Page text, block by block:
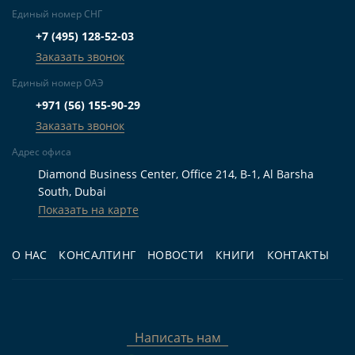
комплекса.
Для инвестиций:
небольшую квартиру в новостройке для
последующей аренды и готов учитывать все
расходы владения.
Для перепродажи:
планирующим выйти из сделки до или после
передачи объекта в III квартале 2026 года с
учётом рыночной ситуации на тот момент.
Частые вопросы
О НАС КОНСАЛТИНГ НОВОСТИ КНИГИ КОНТАКТЫ
Единый номер СНГ
+7 (495) 128-52-03
Заказать звонок
Единый номер ОАЭ
+971 (56) 155-90-29
Заказать звонок
Адрес офиса
Diamond Business Center, Office 214, B-1, Al Barsha
South, Dubai
Показать на карте
Написать нам